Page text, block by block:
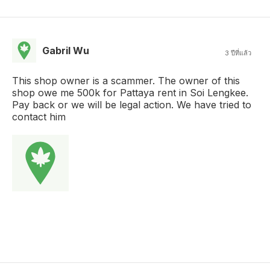
Gabril Wu 3 ปีที่แล้ว
This shop owner is a scammer. The owner of this
shop owe me 500k for Pattaya rent in Soi Lengkee.
Pay back or we will be legal action. We have tried to
contact him